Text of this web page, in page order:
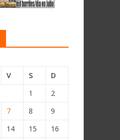
V S
D
1
2
7 8
9
14 15
16